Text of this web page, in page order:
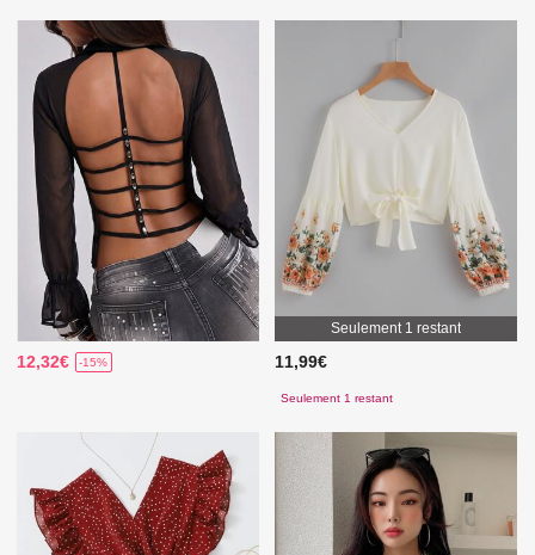
12,32€ -15%
Seulement 1 restant
11,99€
Seulement 1 restant